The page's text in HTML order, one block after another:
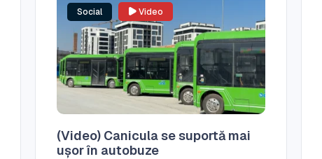
Social Video
(Video) Canicula se suportă mai
ușor în autobuze